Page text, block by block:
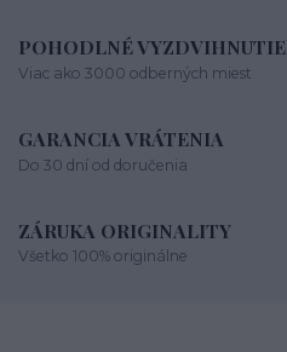
POHODLNÉ VYZDVIHNUTIE
Viac ako 3000 odberných miest
GARANCIA VRÁTENIA
Do 30 dní od doručenia
ZÁRUKA ORIGINALITY
Všetko 100% originálne